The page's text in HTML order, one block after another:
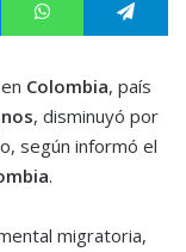
en Colombia, país
, disminuyó por
según informó el
.
migratoria,